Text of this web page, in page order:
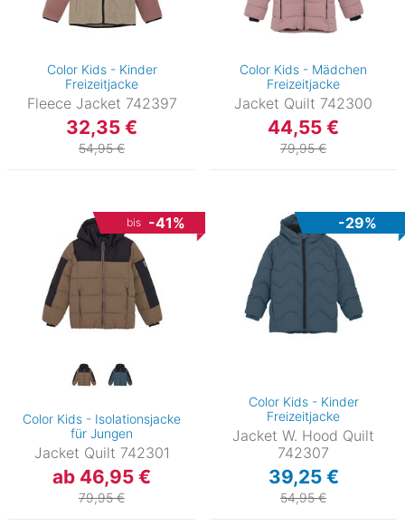
Color Kids - Kinder
Freizeitjacke
Fleece Jacket 742397
32,35 €
54,95 €
Color Kids - Mädchen
Freizeitjacke
Jacket Quilt 742300
44,55 €
79,95 €
bis -41%
Color Kids - Isolationsjacke
für Jungen
Jacket Quilt 742301
ab 46,95 €
79,95 €
-29%
Color Kids - Kinder
Freizeitjacke
Jacket W. Hood Quilt
742307
39,25 €
54,95 €